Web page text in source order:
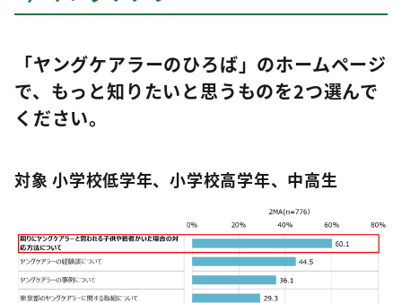
「ヤングケアラーのひろば」のホームページ
で、もっと知りたいと思うものを2つ選んで
ください。
対象 小学校低学年、小学校高学年、中高生